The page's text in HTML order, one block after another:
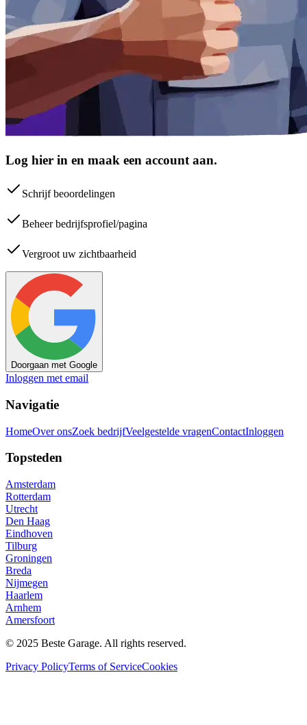
Log hier in en maak een account aan.
Schrijf beoordelingen
Beheer bedrijfsprofiel/pagina
Vergroot uw zichtbaarheid
Doorgaan met Google
Inloggen met email
Navigatie
HomeOver onsZoek bedrijfVeelgestelde vragenContactInloggen
Topsteden
Amsterdam
Rotterdam
Utrecht
Den Haag
Eindhoven
Tilburg
Groningen
Breda
Nijmegen
Haarlem
Arnhem
Amersfoort
© 2025 Beste Garage. All rights reserved.
Privacy PolicyTerms of ServiceCookies